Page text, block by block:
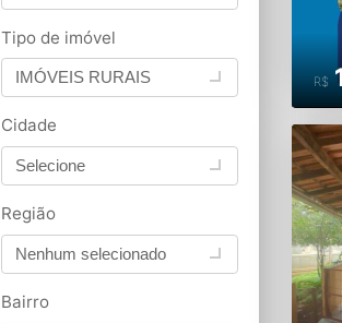
Tipo de imóvel
IMÓVEIS RURAIS
Cidade
Selecione
Região
Nenhum selecionado
Bairro
R$